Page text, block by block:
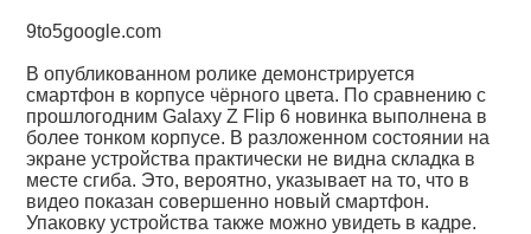
9to5google.com
В опубликованном ролике демонстрируется
смартфон в корпусе чёрного цвета. По сравнению с
прошлогодним Galaxy Z Flip 6 новинка выполнена в
более тонком корпусе. В разложенном состоянии на
экране устройства практически не видна складка в
месте сгиба. Это, вероятно, указывает на то, что в
видео показан совершенно новый смартфон.
Упаковку устройства также можно увидеть в кадре.